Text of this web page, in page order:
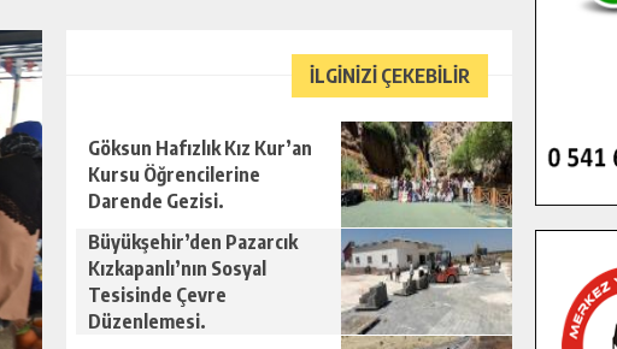
İLGİNİZİ ÇEKEBİLİR
Göksun Hafızlık Kız Kur’an
Kursu Öğrencilerine
Darende Gezisi.
Büyükşehir’den Pazarcık
Kızkapanlı’nın Sosyal
Tesisinde Çevre
Düzenlemesi.